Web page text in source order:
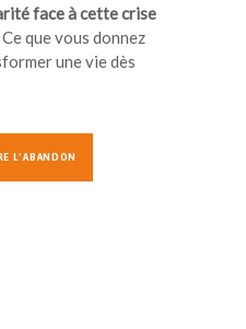
face à cette crise
Ce que vous donnez
une vie dès
L’ABANDON